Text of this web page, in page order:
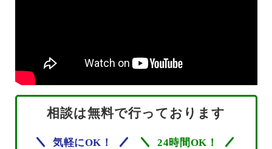
相談は無料で行っております
気軽にOK！ 24時間OK！